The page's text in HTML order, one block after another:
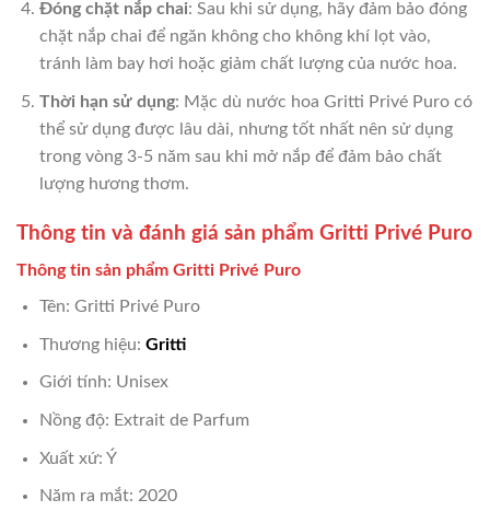
Đóng chặt nắp chai: Sau khi sử dụng, hãy đảm bảo đóng
chặt nắp chai để ngăn không cho không khí lọt vào,
tránh làm bay hơi hoặc giảm chất lượng của nước hoa.
Thời hạn sử dụng: Mặc dù nước hoa Gritti Privé Puro có
thể sử dụng được lâu dài, nhưng tốt nhất nên sử dụng
trong vòng 3-5 năm sau khi mở nắp để đảm bảo chất
lượng hương thơm.
Thông tin và đánh giá sản phẩm Gritti Privé Puro
Thông tin sản phẩm Gritti Privé Puro
Tên: Gritti Privé Puro
Thương hiệu: Gritti
Giới tính: Unisex
Nồng độ: Extrait de Parfum
Xuất xứ: Ý
Năm ra mắt: 2020